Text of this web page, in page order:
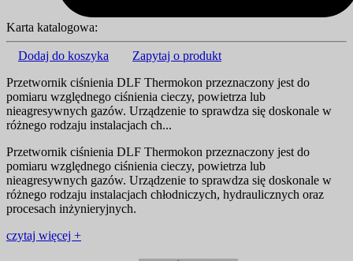
Karta katalogowa:
Dodaj do koszyka
Zapytaj o produkt
Przetwornik ciśnienia DLF Thermokon przeznaczony jest do
pomiaru względnego ciśnienia cieczy, powietrza lub
nieagresywnych gazów. Urządzenie to sprawdza się doskonale w
różnego rodzaju instalacjach ch...
Przetwornik ciśnienia DLF Thermokon przeznaczony jest do
pomiaru względnego ciśnienia cieczy, powietrza lub
nieagresywnych gazów. Urządzenie to sprawdza się doskonale w
różnego rodzaju instalacjach chłodniczych, hydraulicznych oraz
procesach inżynieryjnych.
czytaj więcej +